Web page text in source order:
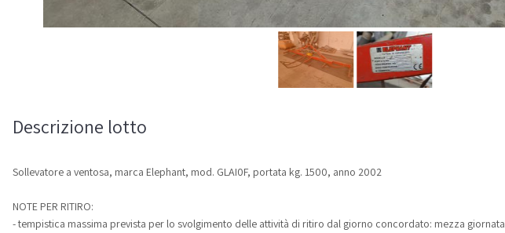
Descrizione lotto
Sollevatore a ventosa, marca Elephant, mod. GLAI0F, portata kg. 1500, anno 2002
NOTE PER RITIRO:
- tempistica massima prevista per lo svolgimento delle attività di ritiro dal giorno concordato: mezza giornata